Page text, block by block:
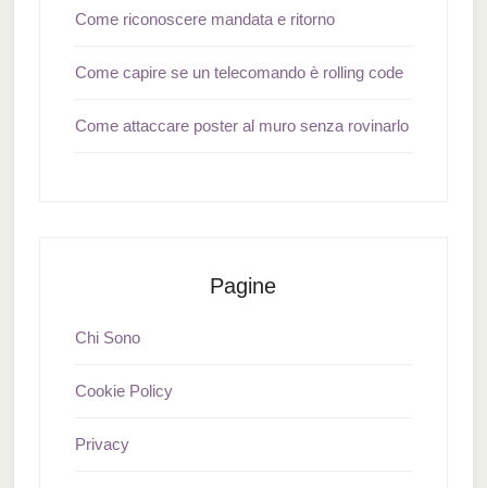
Come riconoscere mandata e ritorno
Come capire se un telecomando è rolling code
Come attaccare poster al muro senza rovinarlo
Pagine
Chi Sono
Cookie Policy
Privacy